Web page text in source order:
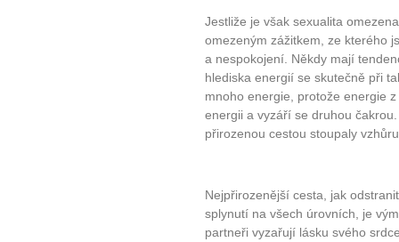
Jestliže je však sexualita
omezeným zážitkem, ze kterého
a nespokojení. Někdy mají
hlediska energií se skutečně při
mnoho energie, protože energie
energii a vyzáří se druhou
přirozenou cestou stoupaly
Nejpřirozenější cesta, jak
splynutí na všech úrovních, je
partneři vyzařují lásku svého